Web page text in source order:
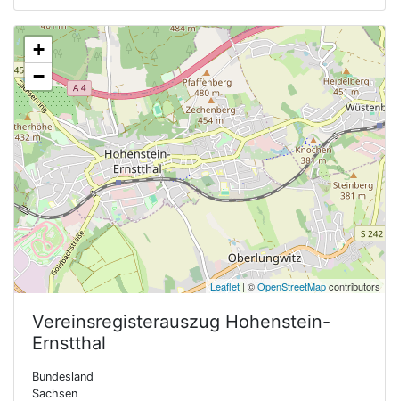
+
−
Leaflet | ©OpenStreetMapcontributors
Vereinsregisterauszug Hohenstein-
Ernstthal
Bundesland
Sachsen